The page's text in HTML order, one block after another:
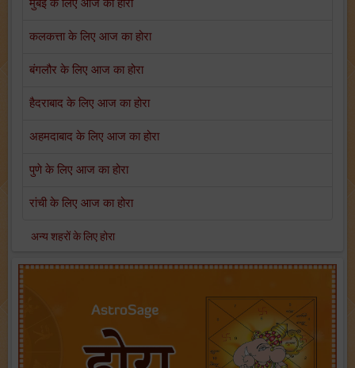
मुंबई के लिए आज का होरा
कलकत्ता के लिए आज का होरा
बंगलौर के लिए आज का होरा
हैदराबाद के लिए आज का होरा
अहमदाबाद के लिए आज का होरा
पुणे के लिए आज का होरा
रांची के लिए आज का होरा
अन्य शहरों के लिए होरा